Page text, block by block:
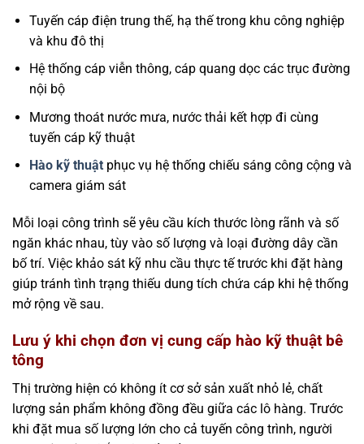
Tuyến cáp điện trung thế, hạ thế trong khu công nghiệp
và khu đô thị
Hệ thống cáp viễn thông, cáp quang dọc các trục đường
nội bộ
Mương thoát nước mưa, nước thải kết hợp đi cùng
tuyến cáp kỹ thuật
Hào kỹ thuậtphục vụ hệ thống chiếu sáng công cộng và
camera giám sát
Mỗi loại công trình sẽ yêu cầu kích thước lòng rãnh và số
ngăn khác nhau, tùy vào số lượng và loại đường dây cần
bố trí. Việc khảo sát kỹ nhu cầu thực tế trước khi đặt hàng
giúp tránh tình trạng thiếu dung tích chứa cáp khi hệ thống
mở rộng về sau.
Lưu ý khi chọn đơn vị cung cấp hào kỹ thuật bê
tông
Thị trường hiện có không ít cơ sở sản xuất nhỏ lẻ, chất
lượng sản phẩm không đồng đều giữa các lô hàng. Trước
khi đặt mua số lượng lớn cho cả tuyến công trình, người